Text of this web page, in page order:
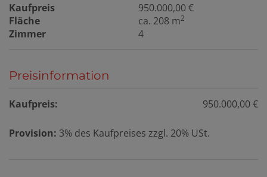
Kaufpreis
950.000,00 €
Fläche
ca. 208 m2
Zimmer 4
Preisinformation
Kaufpreis: 950.000,00 €
Provision: 3% des Kaufpreises zzgl. 20% USt.